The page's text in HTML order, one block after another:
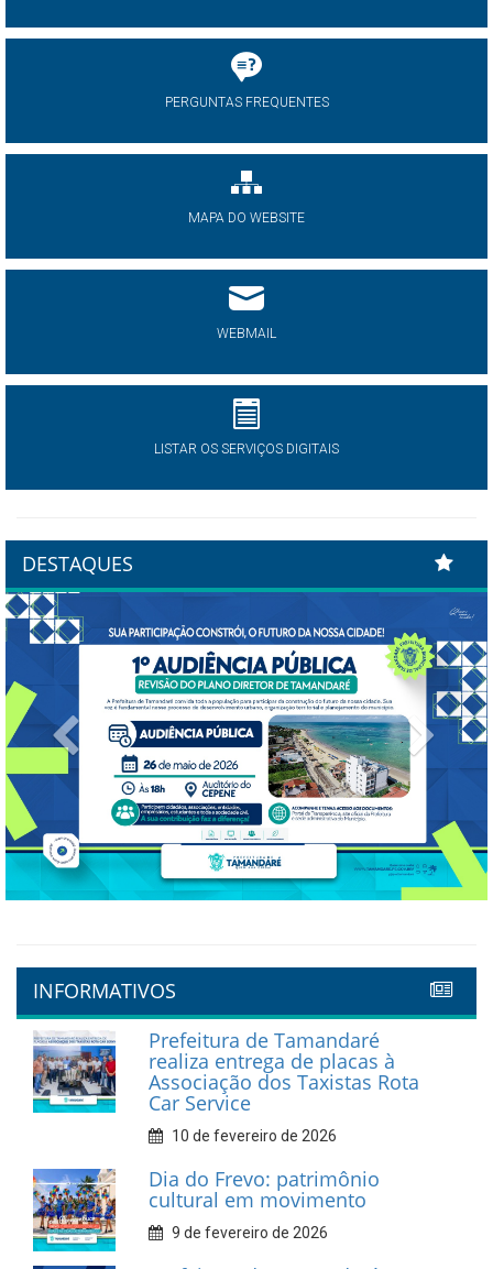
PERGUNTAS FREQUENTES
MAPA DO WEBSITE
WEBMAIL
LISTAR OS SERVIÇOS DIGITAIS
DESTAQUES
Previous Next
INFORMATIVOS
Prefeitura de Tamandaré
realiza entrega de placas à
Associação dos Taxistas Rota
Car Service
10 de fevereiro de 2026
Dia do Frevo: patrimônio
cultural em movimento
9 de fevereiro de 2026